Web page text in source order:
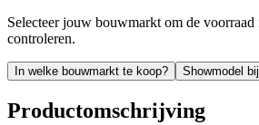
Selecteer jouw bouwmarkt om de
controleren.
In welke bouwmarkt te koop? Showmodel
Productomschrijving